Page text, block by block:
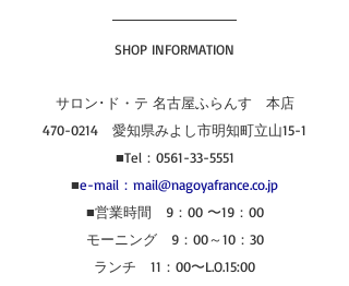
SHOP INFORMATION
サロン･ド・テ 名古屋ふらんす　本店
470-0214　愛知県みよし市明知町立山15-1
■Tel：0561-33-5551
■e-mail：mail@nagoyafrance.co.jp
■営業時間　9：00 〜19：00
モーニング　9：00～10：30
ランチ　11：00〜L.O.15:00